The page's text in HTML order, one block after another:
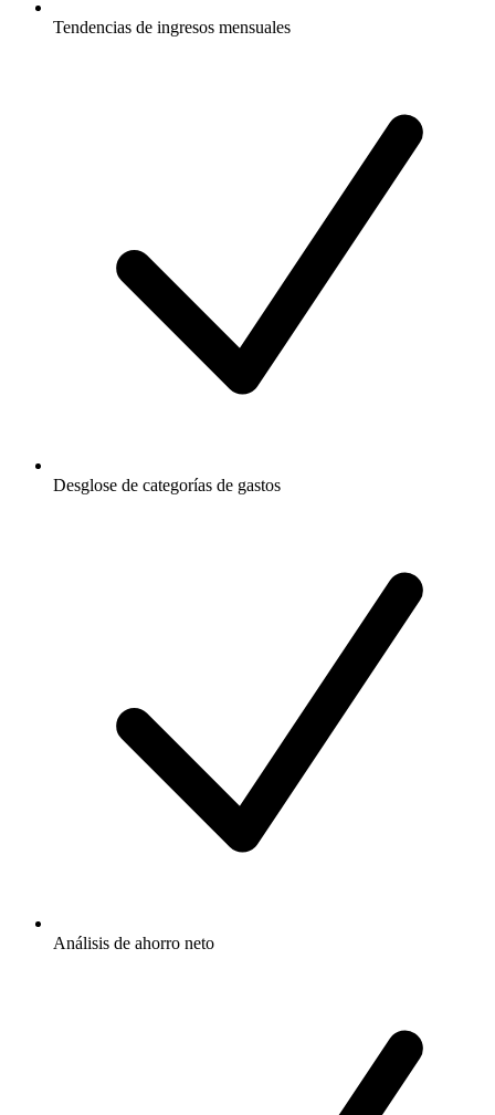
Tendencias de ingresos mensuales
Desglose de categorías de gastos
Análisis de ahorro neto